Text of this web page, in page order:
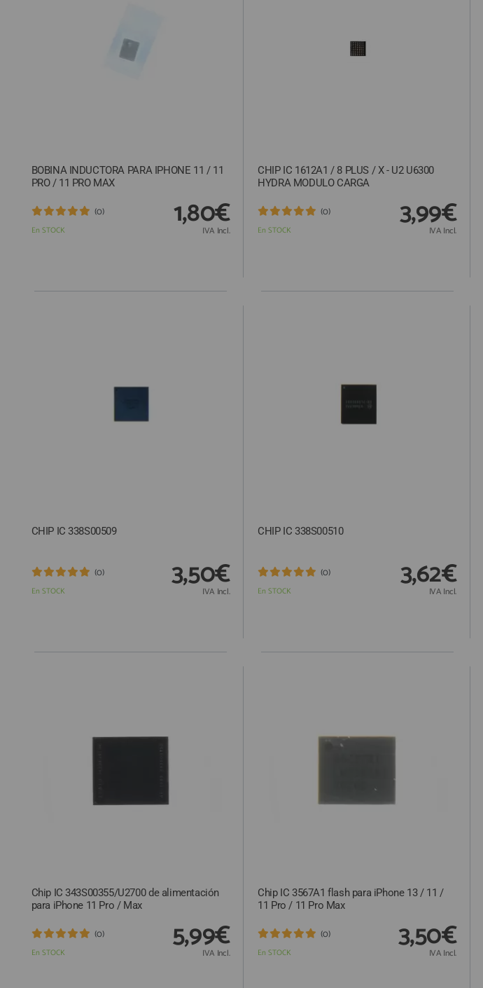
CRISTAL TEMPLADO
SOLICITAR REPARACIÓN
TOP VENTAS REPUESTOS
HORARIO de TIENDA:
BOBINA INDUCTORA PARA IPHONE 11 / 11
PRO / 11 PRO MAX
En STOCK
(0) 1,80€
IVA Incl.
CHIP IC 1612A1 / 8 PLUS / X - U2 U6300
HYDRA MODULO CARGA
En STOCK
(0) 3,99€
IVA Incl.
CHIP IC 338S00509
En STOCK
(0) 3,50€
IVA Incl.
CHIP IC 338S00510
En STOCK
(0) 3,62€
IVA Incl.
Chip IC 343S00355/U2700 de alimentación
para iPhone 11 Pro / Max
En STOCK
(0) 5,99€
IVA Incl.
Chip IC 3567A1 flash para iPhone 13 / 11 /
11 Pro / 11 Pro Max
En STOCK
(0) 3,50€
IVA Incl.